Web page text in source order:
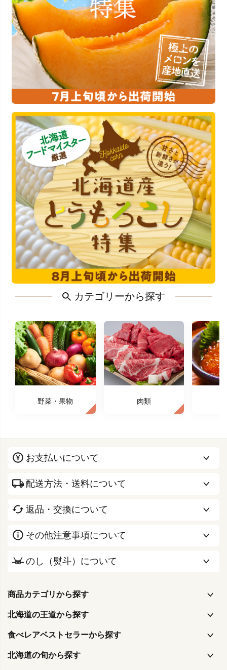
カテゴリーから探す
野菜・果物 肉類
お支払いについて
配送方法・送料について
返品・交換について
その他注意事項について
のし（熨斗）について
商品カテゴリから探す
北海道の王道から探す
食べレアベストセラーから探す
北海道の旬から探す